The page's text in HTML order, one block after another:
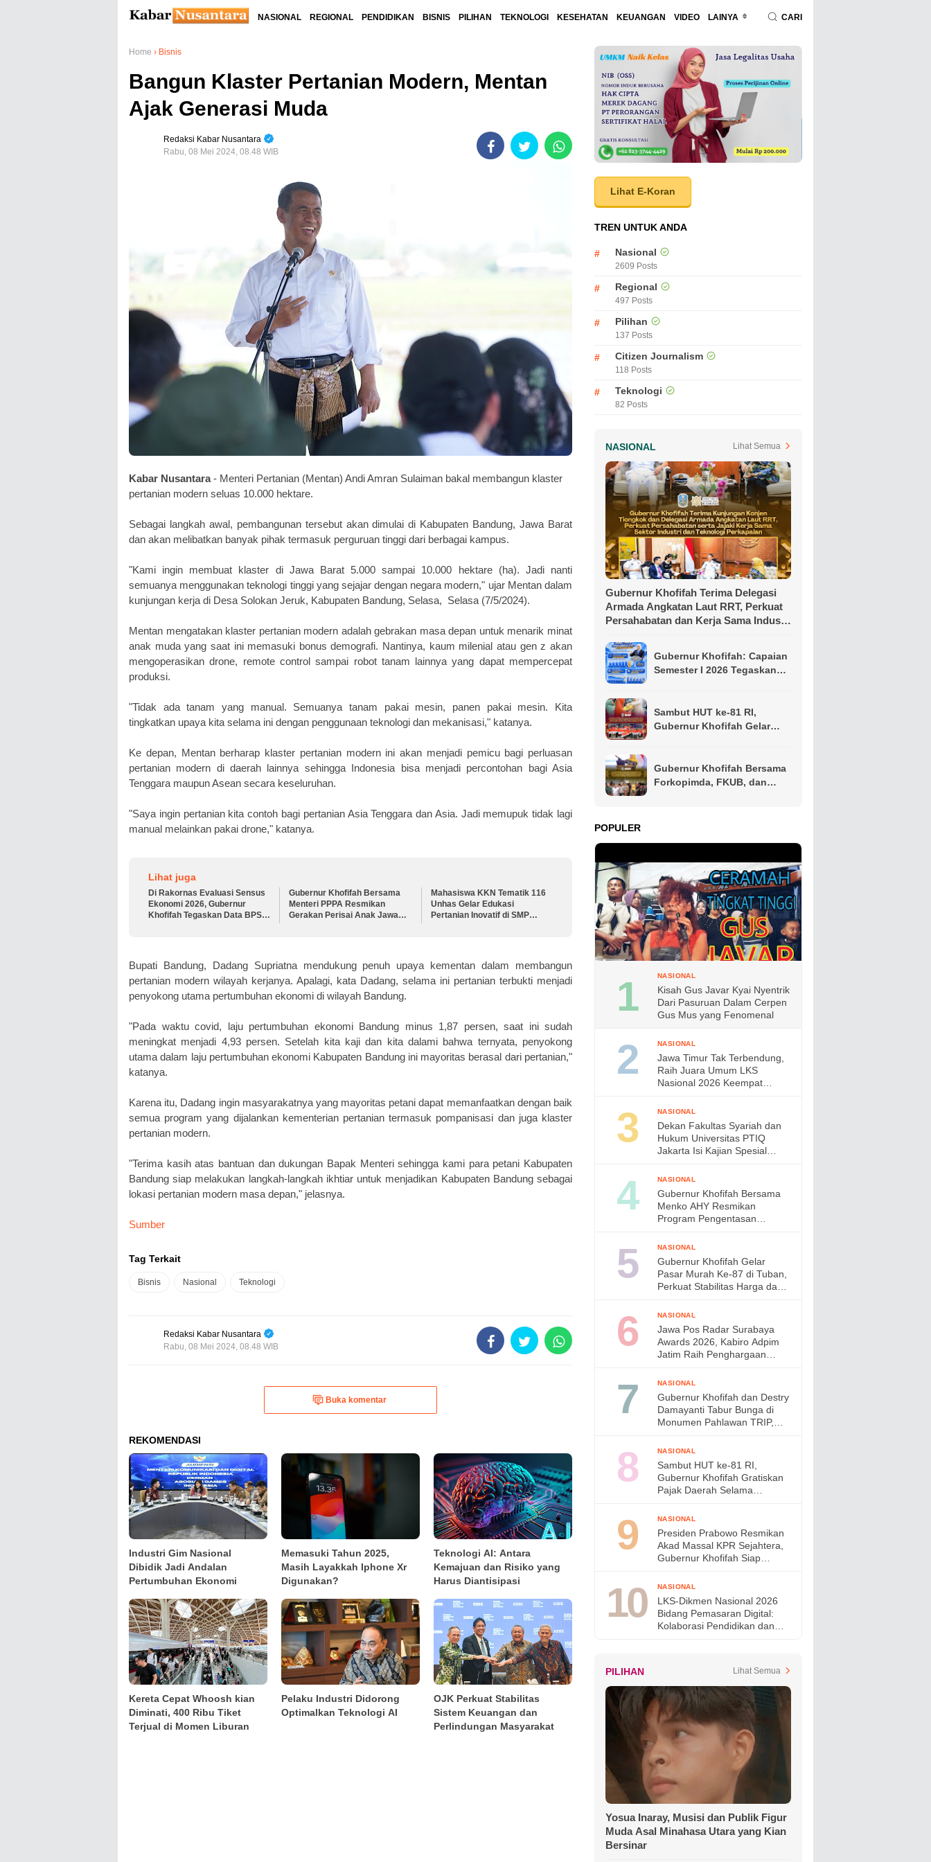
NASIONAL REGIONAL PENDIDIKAN BISNIS PILIHAN TEKNOLOGI KESEHATAN KEUANGAN VIDEO LAINYA CARI
Home › Bisnis
Bangun Klaster Pertanian Modern, Mentan
Ajak Generasi Muda
Redaksi Kabar Nusantara
Rabu, 08 Mei 2024, 08.48 WIB
Kabar Nusantara- Menteri Pertanian (Mentan) Andi Amran Sulaiman bakal membangun klaster
pertanian modern seluas 10.000 hektare.
Sebagai langkah awal, pembangunan tersebut akan dimulai di Kabupaten Bandung, Jawa Barat
dan akan melibatkan banyak pihak termasuk perguruan tinggi dari berbagai kampus.
"Kami ingin membuat klaster di Jawa Barat 5.000 sampai 10.000 hektare (ha). Jadi nanti
semuanya menggunakan teknologi tinggi yang sejajar dengan negara modern," ujar Mentan dalam
kunjungan kerja di Desa Solokan Jeruk, Kabupaten Bandung, Selasa, Selasa (7/5/2024).
Mentan mengatakan klaster pertanian modern adalah gebrakan masa depan untuk menarik minat
anak muda yang saat ini memasuki bonus demografi. Nantinya, kaum milenial atau gen z akan
mengoperasikan drone, remote control sampai robot tanam lainnya yang dapat mempercepat
produksi.
"Tidak ada tanam yang manual. Semuanya tanam pakai mesin, panen pakai mesin. Kita
tingkatkan upaya kita selama ini dengan penggunaan teknologi dan mekanisasi," katanya.
Ke depan, Mentan berharap klaster pertanian modern ini akan menjadi pemicu bagi perluasan
pertanian modern di daerah lainnya sehingga Indonesia bisa menjadi percontohan bagi Asia
Tenggara maupun Asean secara keseluruhan.
"Saya ingin pertanian kita contoh bagi pertanian Asia Tenggara dan Asia. Jadi memupuk tidak lagi
manual melainkan pakai drone," katanya.
Lihat juga
Di Rakornas Evaluasi Sensus
Ekonomi 2026, Gubernur
Khofifah Tegaskan Data BPS
Gubernur Khofifah Bersama
Menteri PPPA Resmikan
Gerakan Perisai Anak Jawa
Mahasiswa KKN Tematik 116
Unhas Gelar Edukasi
Pertanian Inovatif di SMP
Bupati Bandung, Dadang Supriatna mendukung penuh upaya kementan dalam membangun
pertanian modern wilayah kerjanya. Apalagi, kata Dadang, selama ini pertanian terbukti menjadi
penyokong utama pertumbuhan ekonomi di wilayah Bandung.
"Pada waktu covid, laju pertumbuhan ekonomi Bandung minus 1,87 persen, saat ini sudah
meningkat menjadi 4,93 persen. Setelah kita kaji dan kita dalami bahwa ternyata, penyokong
utama dalam laju pertumbuhan ekonomi Kabupaten Bandung ini mayoritas berasal dari pertanian,"
katanya.
Karena itu, Dadang ingin masyarakatnya yang mayoritas petani dapat memanfaatkan dengan baik
semua program yang dijalankan kementerian pertanian termasuk pompanisasi dan juga klaster
pertanian modern.
"Terima kasih atas bantuan dan dukungan Bapak Menteri sehingga kami para petani Kabupaten
Bandung siap melakukan langkah-langkah ikhtiar untuk menjadikan Kabupaten Bandung sebagai
lokasi pertanian modern masa depan," jelasnya.
Sumber
Tag Terkait
Bisnis Nasional Teknologi
Redaksi Kabar Nusantara
Rabu, 08 Mei 2024, 08.48 WIB
Buka komentar
REKOMENDASI
Industri Gim Nasional
Dibidik Jadi Andalan
Pertumbuhan Ekonomi
Memasuki Tahun 2025,
Masih Layakkah Iphone Xr
Digunakan?
Teknologi AI: Antara
Kemajuan dan Risiko yang
Harus Diantisipasi
Kereta Cepat Whoosh kian
Diminati, 400 Ribu Tiket
Terjual di Momen Liburan
Pelaku Industri Didorong
Optimalkan Teknologi AI
OJK Perkuat Stabilitas
Sistem Keuangan dan
Perlindungan Masyarakat
Lihat E-Koran
TREN UNTUK ANDA
Nasional
2609 Posts
Regional
497 Posts
Pilihan
137 Posts
Citizen Journalism
118 Posts
Teknologi
82 Posts
NASIONAL Lihat Semua
Gubernur Khofifah Terima Delegasi
Armada Angkatan Laut RRT, Perkuat
Persahabatan dan Kerja Sama Industri
Gubernur Khofifah: Capaian
Semester I 2026 Tegaskan
Tertinggi di Pulau Jawa
sekaligus Menekan
Sambut HUT ke-81 RI,
Gubernur Khofifah Gelar
Merah Putih
Gubernur Khofifah Bersama
Forkopimda, FKUB, dan
POPULER
NASIONAL
Kisah Gus Javar Kyai Nyentrik
Dari Pasuruan Dalam Cerpen
Gus Mus yang Fenomenal
NASIONAL
Jawa Timur Tak Terbendung,
Raih Juara Umum LKS
Nasional 2026 Keempat
Apresiasi Prestasi Siswa
Vokasi
NASIONAL
Dekan Fakultas Syariah dan
Hukum Universitas PTIQ
Jakarta Isi Kajian Spesial
di Jepang
NASIONAL
Gubernur Khofifah Bersama
Menko AHY Resmikan
Program Pengentasan
Wujudkan Lingkungan ASRI di
Gresik
NASIONAL
Gubernur Khofifah Gelar
Pasar Murah Ke-87 di Tuban,
Perkuat Stabilitas Harga dan
NASIONAL
Jawa Pos Radar Surabaya
Awards 2026, Kabiro Adpim
Jatim Raih Penghargaan
Inklusif
NASIONAL
Gubernur Khofifah dan Destry
Damayanti Tabur Bunga di
Monumen Pahlawan TRIP,
Kepahlawanan
NASIONAL
Sambut HUT ke-81 RI,
Gubernur Khofifah Gratiskan
Pajak Daerah Selama
NASIONAL
Presiden Prabowo Resmikan
Akad Massal KPR Sejahtera,
Gubernur Khofifah Siap
bagi MBR di Jawa Timur
NASIONAL
LKS-Dikmen Nasional 2026
Bidang Pemasaran Digital:
Kolaborasi Pendidikan dan
PILIHAN
Lihat Semua
Yosua Inaray, Musisi dan Publik Figur
Muda Asal Minahasa Utara yang Kian
Bersinar